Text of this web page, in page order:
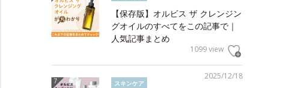
【保存版】オルビス ザ クレンジン
グオイルのすべてをこの記事で｜
人気記事まとめ
1099 view
2025/12/18
スキンケア